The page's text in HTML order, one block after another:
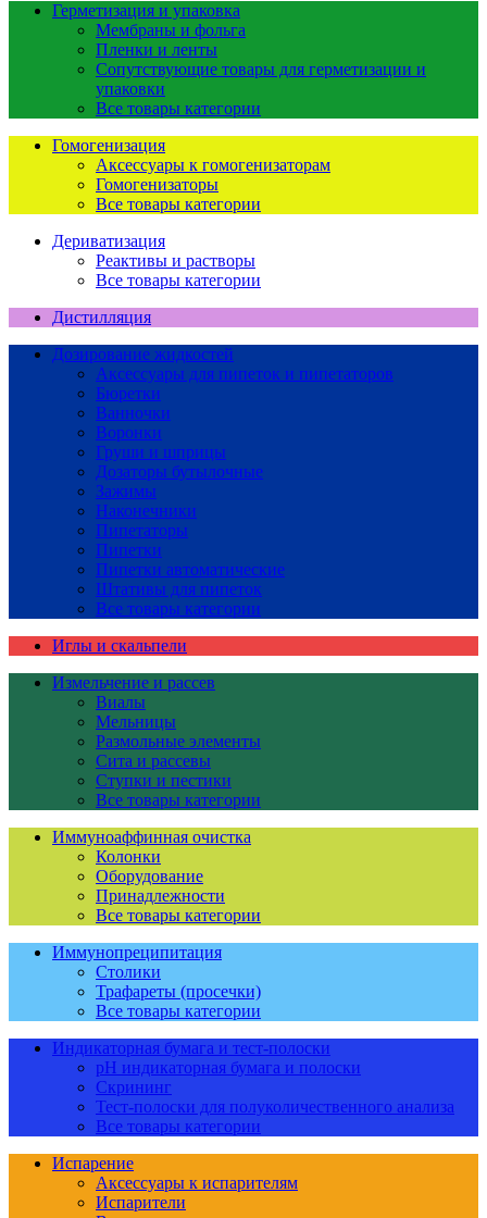
Герметизация и упаковка
Мембраны и фольга
Пленки и ленты
Сопутствующие товары для герметизации и
упаковки
Все товары категории
Гомогенизация
Аксессуары к гомогенизаторам
Гомогенизаторы
Все товары категории
Дериватизация
Реактивы и растворы
Все товары категории
Дистилляция
Дозирование жидкостей
Аксессуары для пипеток и пипетаторов
Бюретки
Ванночки
Воронки
Груши и шприцы
Дозаторы бутылочные
Зажимы
Наконечники
Пипетаторы
Пипетки
Пипетки автоматические
Штативы для пипеток
Все товары категории
Иглы и скальпели
Измельчение и рассев
Виалы
Мельницы
Размольные элементы
Сита и рассевы
Ступки и пестики
Все товары категории
Иммуноаффинная очистка
Колонки
Оборудование
Принадлежности
Все товары категории
Иммунопреципитация
Столики
Трафареты (просечки)
Все товары категории
Индикаторная бумага и тест-полоски
pH индикаторная бумага и полоски
Скрининг
Тест-полоски для полуколичественного анализа
Все товары категории
Испарение
Аксессуары к испарителям
Испарители